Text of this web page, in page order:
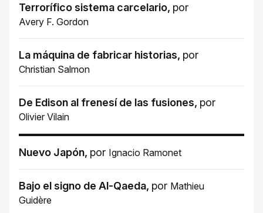
Terrorífico sistema carcelario, por
Avery F. Gordon
La máquina de fabricar historias, por
Christian Salmon
De Edison al frenesí de las fusiones, por
Olivier Vilain
Nuevo Japón, por Ignacio Ramonet
Bajo el signo de Al-Qaeda, por Mathieu
Guidère